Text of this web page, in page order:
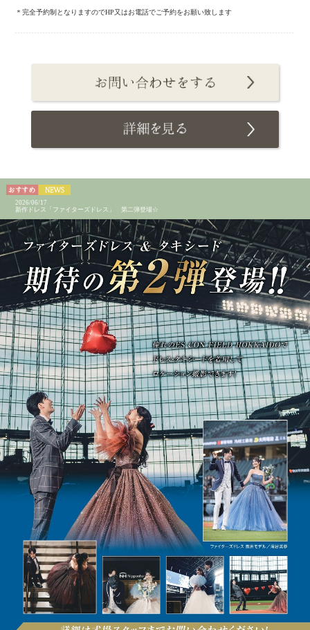
＊完全予約制となりますのでHP又はお電話でご予約をお願い致します
2026/06/17
新作ドレス「ファイターズドレス」 第二弾登場☆